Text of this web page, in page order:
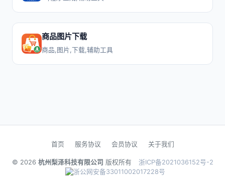
商品图片下载
商品,图片,下载,辅助工具
首页 服务协议 会员协议 关于我们
© 2026 杭州梨泽科技有限公司 版权所有
浙ICP备2021036152号-2
浙公网安备33011002017228号